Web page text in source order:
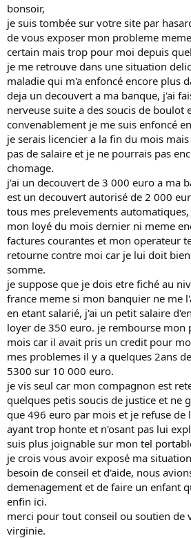
bonsoir,
je suis tombée sur votre site par
de vous exposer mon probleme
certain mais trop pour moi depuis
je me retrouve dans une situation
maladie qui m'a enfoncé encore plus
deja un decouvert a ma banque, j'ai
nerveuse suite a des soucis de boulot
convenablement je me suis enfoncé
je serais licencier a la fin du mois
pas de salaire et je ne pourrais pas
chomage.
j'ai un decouvert de 3 000 euro a ma
est un decouvert autorisé de 2 000
tous mes prelevements
mon loyé du mois dernier ni meme
factures courantes et mon operateur
retourne contre moi car je lui doit
somme.
je suppose que je dois etre fiché au
france meme si mon banquier ne me
en etant salarié, j'ai un petit salaire
loyer de 350 euro. je rembourse mon
mois car il avait pris un credit pour
mes problemes il y a quelques 2ans
5300 sur 10 000 euro.
je vis seul car mon compagnon est
quelques petis soucis de justice et ne
que 496 euro par mois et je refuse de
ayant trop honte et n'osant pas lui
suis plus joignable sur mon tel
je crois vous avoir exposé ma
besoin de conseil et d'aide, nous
demenagement et de faire un enfant
enfin ici.
merci pour tout conseil ou soutien de
virginie.